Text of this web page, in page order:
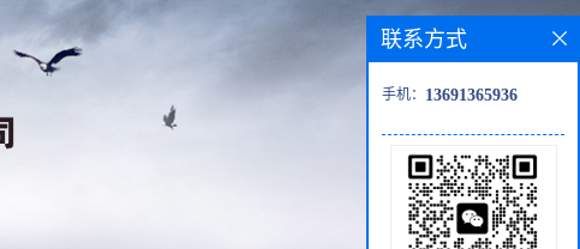
联系方式
手机： 13691365936